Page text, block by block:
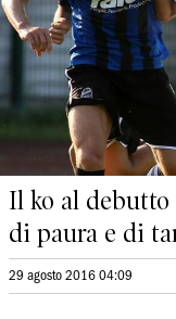
Il ko al debutto
di paura e di
29 agosto 2016 04:09